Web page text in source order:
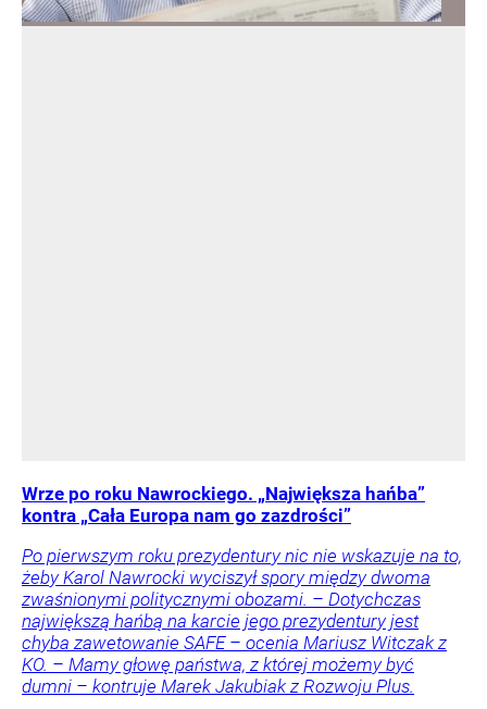
Wrze po roku Nawrockiego. „Największa hańba”
kontra „Cała Europa nam go zazdrości”
Po pierwszym roku prezydentury nic nie wskazuje na to,
żeby Karol Nawrocki wyciszył spory między dwoma
zwaśnionymi politycznymi obozami. – Dotychczas
największą hańbą na karcie jego prezydentury jest
chyba zawetowanie SAFE – ocenia Mariusz Witczak z
KO. – Mamy głowę państwa, z której możemy być
dumni – kontruje Marek Jakubiak z Rozwoju Plus.